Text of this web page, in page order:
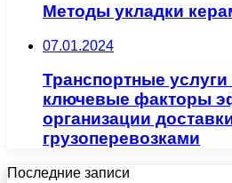
Методы укладки
07.01.2024
Транспортные
ключевые факторы
организации
грузоперевозками
Последние записи